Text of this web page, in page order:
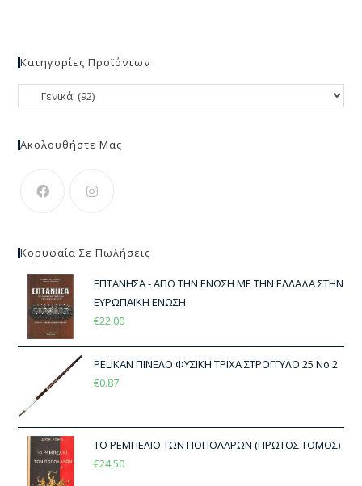
Κατηγορίες Προϊόντων
Ακολουθήστε Μας
Κορυφαία Σε Πωλήσεις
ΕΠΤΑΝΗΣΑ - ΑΠΟ ΤΗΝ ΕΝΩΣΗ ΜΕ ΤΗΝ ΕΛΛΑΔΑ ΣΤΗΝ
ΕΥΡΩΠΑΪΚΗ ΕΝΩΣΗ
€22.00
PELIKAN ΠΙΝΕΛΟ ΦΥΣΙΚΗ ΤΡΙΧΑ ΣΤΡΟΓΓΥΛΟ 25 Νο 2
€0.87
ΤΟ ΡΕΜΠΕΛΙΟ ΤΩΝ ΠΟΠΟΛΑΡΩΝ (ΠΡΩΤΟΣ ΤΟΜΟΣ)
€24.50